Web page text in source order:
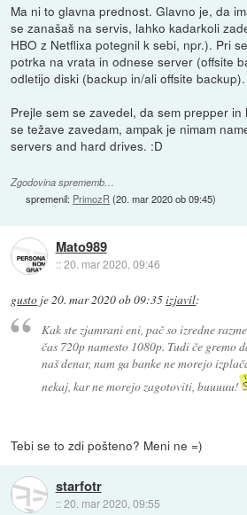
Ma ni to glavna prednost. Glavno je, da
se zanašaš na servis, lahko kadarkoli
HBO z Netflixa potegnil k sebi, npr.). Pri
potrka na vrata in odnese server (offsite
odletijo diski (backup in/ali offsite backup).
Prejle sem se zavedel, da sem prepper in
se težave zavedam, ampak je nimam
servers and hard drives. :D
Zgodovina sprememb…
spremenil: PrimozR (20. mar 2020 ob 09:45)
Mato989
::20. mar 2020, 09:46
gusto je20. mar 2020 ob 09:35izjavil:
Kak ste zjamrani eni, pač so izredne
čas 720p namesto 1080p. Tudi če gremo
naš denar, nam ga banke ne morejo
nekaj, kar ne morejo zagotoviti, buuuuu!
Tebi se to zdi pošteno? Meni ne =)
starfotr
::20. mar 2020, 09:55